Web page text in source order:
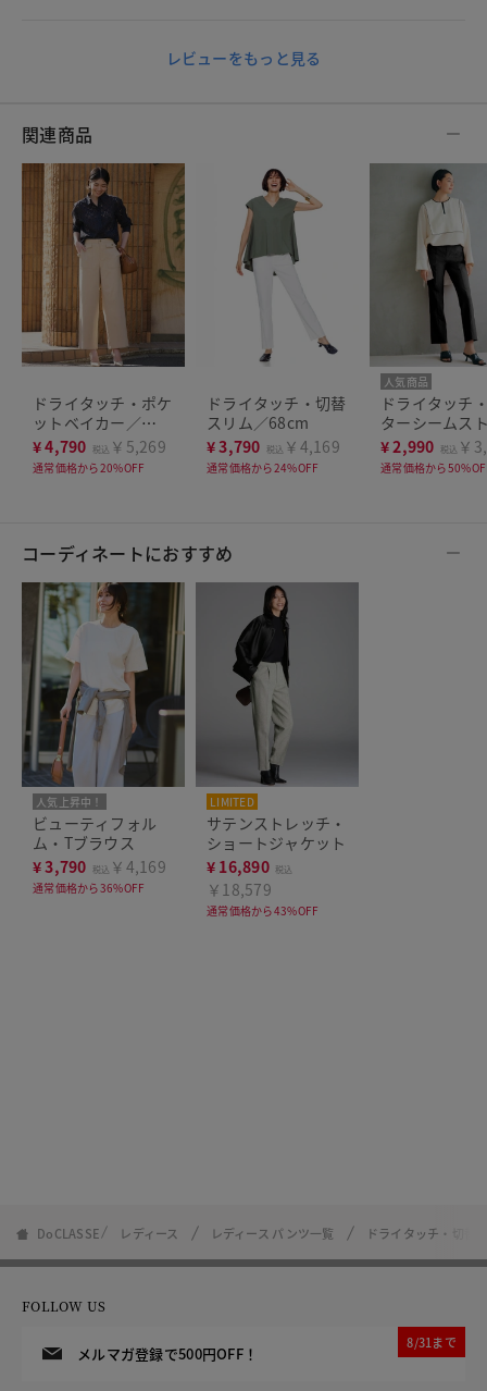
レビューをもっと見る
関連商品
ドライタッチ・ポケ
ットベイカー／
63cm
¥4,790 税込 ￥5,269
通常価格から20%OFF
ドライタッチ・切替
スリム／68cm
¥3,790 税込 ￥4,169
通常価格から24%OFF
人気商品
ドライタッチ
ターシームス
ト63cm
¥2,990 税込 ￥
通常価格から
コーディネートにおすすめ
人気上昇中！
洗濯機可
ビューティフォル
ム・Tブラウス
¥3,790 税込 ￥4,169
通常価格から36%OFF
LIMITED
THE CLASSE
サテンストレッチ・
ショートジャケット
¥ 16,890 税込
￥18,579
通常価格から43%OFF
DoCLASSE レディース レディース パンツ一覧 ドライタッチ・切替
FOLLOW US
メルマガ登録で500円OFF！
8/31まで